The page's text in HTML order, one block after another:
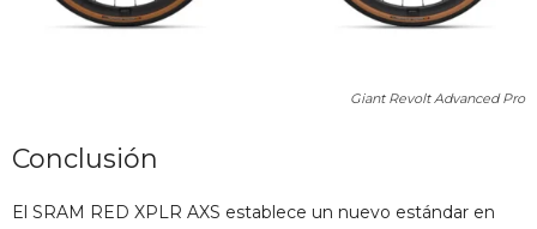
Giant Revolt Advanced Pro
Conclusión
El SRAM RED XPLR AXS establece un nuevo estándar en